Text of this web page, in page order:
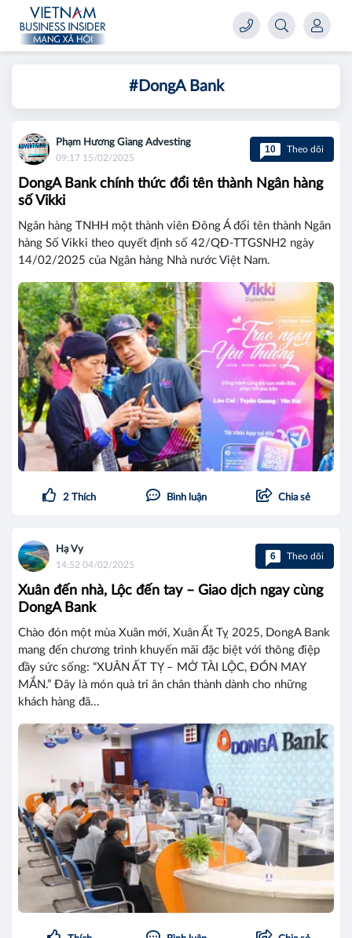
#DongA Bank
Phạm Hương Giang Advesting
09:17 15/02/2025
10 Theo dõi
DongA Bank chính thức đổi tên thành Ngân hàng
số Vikki
Ngân hàng TNHH một thành viên Đông Á đổi tên thành Ngân
hàng Số Vikki theo quyết định số 42/QĐ-TTGSNH2 ngày
14/02/2025 của Ngân hàng Nhà nước Việt Nam.
2 Thích Bình luận Chia sẻ
Hạ Vy
14:52 04/02/2025
6 Theo dõi
Xuân đến nhà, Lộc đến tay – Giao dịch ngay cùng
DongA Bank
Chào đón một mùa Xuân mới, Xuân Ất Tỵ 2025, DongA Bank
mang đến chương trình khuyến mãi đặc biệt với thông điệp
đầy sức sống: “XUÂN ẤT TỴ – MỞ TÀI LỘC, ĐÓN MAY
MẮN.” Đây là món quà tri ân chân thành dành cho những
khách hàng đã...